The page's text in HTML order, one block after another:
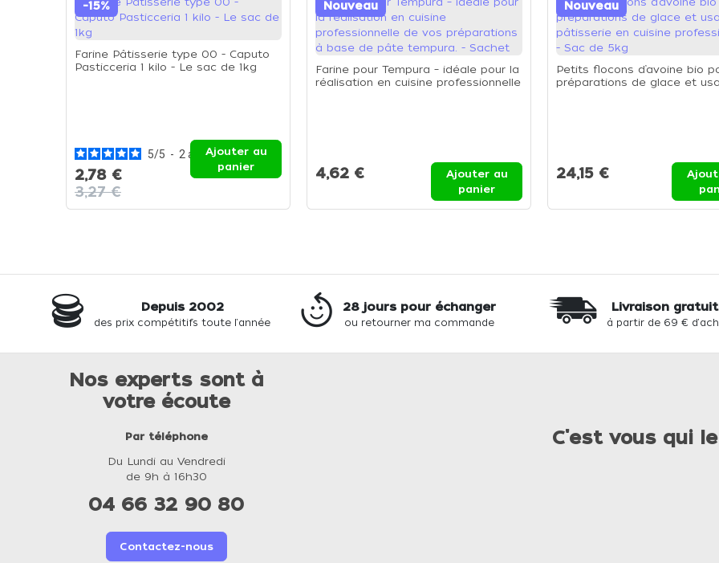
-15%
Farine Pâtisserie type 00 - Caputo
Pasticceria 1 kilo - Le sac de 1kg
5/5 - 2 avis
2,78 €
3,27 €
Ajouter au
panier
Nouveau
Farine pour Tempura – idéale pour la
réalisation en cuisine professionnelle
4,62 €
Ajouter au
panier
Nouveau
Petits flocons d’avoine bio
préparations de glace et
24,15 €
Depuis 2002
des prix compétitifs toute l'année
28 jours pour échanger
ou retourner ma commande
Livraison
à partir de 69 €
Nos experts sont à
votre écoute
Par téléphone
Du Lundi au Vendredi
de 9h à 16h30
04 66 32 90 80
Contactez-nous
C'est vous qui